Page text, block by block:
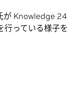
が Knowledge 24
行っている様子を